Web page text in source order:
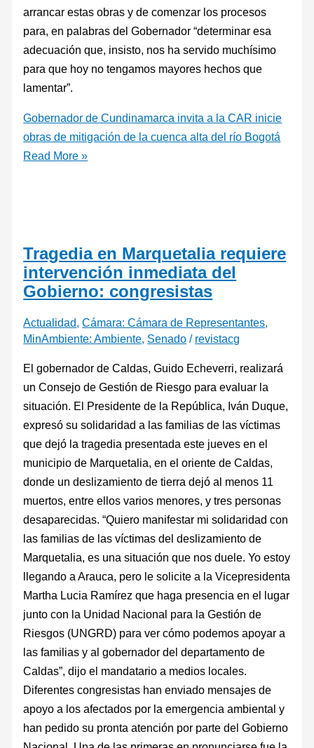
arrancar estas obras y de comenzar los procesos
para, en palabras del Gobernador “determinar esa
adecuación que, insisto, nos ha servido muchísimo
para que hoy no tengamos mayores hechos que
lamentar”.
Gobernador de Cundinamarca invita a la CAR inicie
obras de mitigación de la cuenca alta del río Bogotá
Read More »
Tragedia en Marquetalia requiere
intervención inmediata del
Gobierno: congresistas
Actualidad,Cámara: Cámara de Representantes,
MinAmbiente: Ambiente, Senado / revistacg
El gobernador de Caldas, Guido Echeverri, realizará
un Consejo de Gestión de Riesgo para evaluar la
situación. El Presidente de la República, Iván Duque,
expresó su solidaridad a las familias de las víctimas
que dejó la tragedia presentada este jueves en el
municipio de Marquetalia, en el oriente de Caldas,
donde un deslizamiento de tierra dejó al menos 11
muertos, entre ellos varios menores, y tres personas
desaparecidas. “Quiero manifestar mi solidaridad con
las familias de las víctimas del deslizamiento de
Marquetalia, es una situación que nos duele. Yo estoy
llegando a Arauca, pero le solicite a la Vicepresidenta
Martha Lucia Ramírez que haga presencia en el lugar
junto con la Unidad Nacional para la Gestión de
Riesgos (UNGRD) para ver cómo podemos apoyar a
las familias y al gobernador del departamento de
Caldas”, dijo el mandatario a medios locales.
Diferentes congresistas han enviado mensajes de
apoyo a los afectados por la emergencia ambiental y
han pedido su pronta atención por parte del Gobierno